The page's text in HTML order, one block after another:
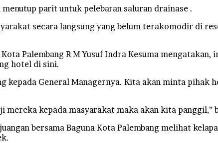
parit untuk pelebaran saluran drainase .
secara langsung yang belum terakomodir di
Palembang R M Yusuf Indra Kesuma
hotel di sini.
kepada General Managernya. Kita akan minta pihak
kepada masyarakat maka akan kita panggil,”
bersama Baguna Kota Palembang melihat